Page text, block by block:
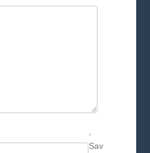
Sav